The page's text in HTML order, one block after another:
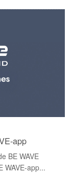
app
BE WAVE
WAVE-app...